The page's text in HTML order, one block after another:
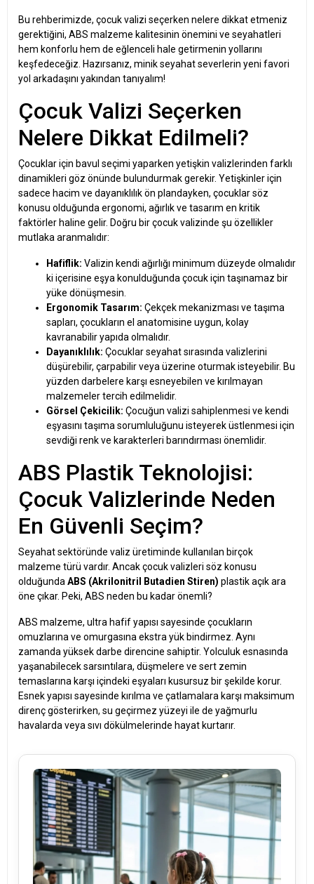
Bu rehberimizde, çocuk valizi seçerken nelere dikkat etmeniz
gerektiğini, ABS malzeme kalitesinin önemini ve seyahatleri
hem konforlu hem de eğlenceli hale getirmenin yollarını
keşfedeceğiz. Hazırsanız, minik seyahat severlerin yeni favori
yol arkadaşını yakından tanıyalım!
Çocuk Valizi Seçerken
Nelere Dikkat Edilmeli?
Çocuklar için bavul seçimi yaparken yetişkin valizlerinden farklı
dinamikleri göz önünde bulundurmak gerekir. Yetişkinler için
sadece hacim ve dayanıklılık ön plandayken, çocuklar söz
konusu olduğunda ergonomi, ağırlık ve tasarım en kritik
faktörler haline gelir. Doğru bir çocuk valizinde şu özellikler
mutlaka aranmalıdır:
Hafiflik: Valizin kendi ağırlığı minimum düzeyde olmalıdır
ki içerisine eşya konulduğunda çocuk için taşınamaz bir
yüke dönüşmesin.
Ergonomik Tasarım: Çekçek mekanizması ve taşıma
sapları, çocukların el anatomisine uygun, kolay
kavranabilir yapıda olmalıdır.
Dayanıklılık: Çocuklar seyahat sırasında valizlerini
düşürebilir, çarpabilir veya üzerine oturmak isteyebilir. Bu
yüzden darbelere karşı esneyebilen ve kırılmayan
malzemeler tercih edilmelidir.
Görsel Çekicilik: Çocuğun valizi sahiplenmesi ve kendi
eşyasını taşıma sorumluluğunu isteyerek üstlenmesi için
sevdiği renk ve karakterleri barındırması önemlidir.
ABS Plastik Teknolojisi:
Çocuk Valizlerinde Neden
En Güvenli Seçim?
Seyahat sektöründe valiz üretiminde kullanılan birçok
malzeme türü vardır. Ancak çocuk valizleri söz konusu
olduğunda ABS (Akrilonitril Butadien Stiren) plastik açık ara
öne çıkar. Peki, ABS neden bu kadar önemli?
ABS malzeme, ultra hafif yapısı sayesinde çocukların
omuzlarına ve omurgasına ekstra yük bindirmez. Aynı
zamanda yüksek darbe direncine sahiptir. Yolculuk esnasında
yaşanabilecek sarsıntılara, düşmelere ve sert zemin
temaslarına karşı içindeki eşyaları kusursuz bir şekilde korur.
Esnek yapısı sayesinde kırılma ve çatlamalara karşı maksimum
direnç gösterirken, su geçirmez yüzeyi ile de yağmurlu
havalarda veya sıvı dökülmelerinde hayat kurtarır.